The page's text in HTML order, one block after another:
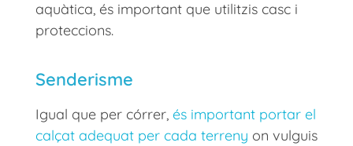
aquàtica, és important que utilitzis casc i
proteccions.
Senderisme
Igual que per córrer, és important portar el
calçat adequat per cada terreny on vulguis